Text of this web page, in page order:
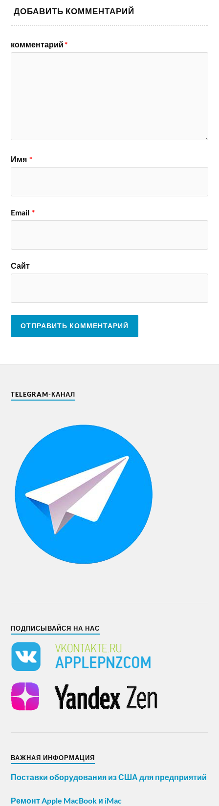
ДОБАВИТЬ КОММЕНТАРИЙ
комментарий*
Имя *
Email *
Сайт
TELEGRAM-КАНАЛ
ПОДПИСЫВАЙСЯ НА НАС
ВАЖНАЯ ИНФОРМАЦИЯ
Поставки оборудования из США для предприятий
Ремонт Apple MacBook и iMac